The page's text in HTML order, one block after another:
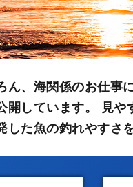
、海関係のお仕事
開しています。 見
た魚の釣れやすさ